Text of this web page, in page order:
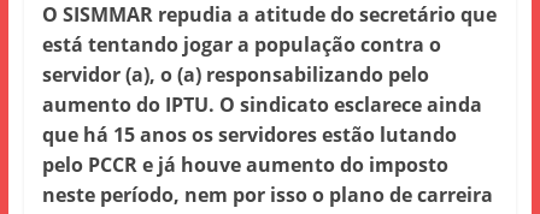
O SISMMAR repudia a atitude do secretário que
está tentando jogar a população contra o
servidor (a), o (a) responsabilizando pelo
aumento do IPTU. O sindicato esclarece ainda
que há 15 anos os servidores estão lutando
pelo PCCR e já houve aumento do imposto
neste período, nem por isso o plano de carreira